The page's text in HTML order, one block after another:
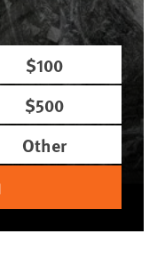
$100
$500
Other